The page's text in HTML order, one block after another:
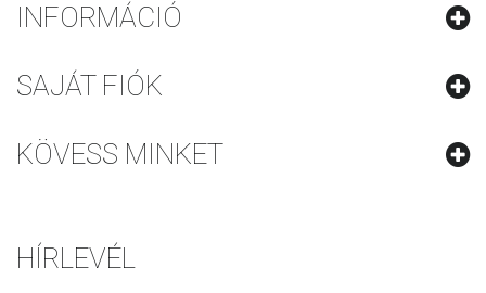
INFORMÁCIÓ
SAJÁT FIÓK
KÖVESS MINKET
HÍRLEVÉL